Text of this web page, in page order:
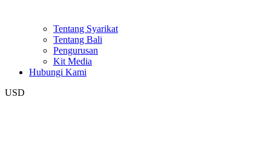
Tentang Syarikat
Tentang Bali
Pengurusan
Kit Media
Hubungi Kami
USD